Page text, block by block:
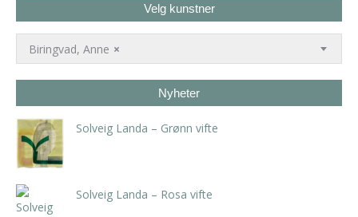
Velg kunstner
×
Biringvad, Anne
Nyheter
Solveig Landa – Grønn vifte
Solveig Landa – Rosa vifte